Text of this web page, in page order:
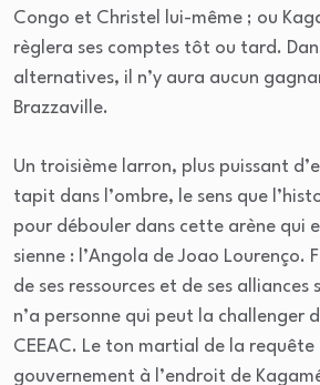
Congo et Christel lui-même ; ou
règlera ses comptes tôt ou tard.
alternatives, il n’y aura aucun
Brazzaville.
Un troisième larron, plus puissant
tapit dans l’ombre, le sens que
pour débouler dans cette arène qui
sienne : l’Angola de Joao Lourenço.
de ses ressources et de ses
n’a personne qui peut la challenger
CEEAC. Le ton martial de la requête
gouvernement à l’endroit de